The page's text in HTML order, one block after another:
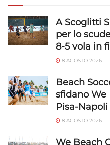
A Scoglitti
per lo
8-5 vola in
8 AGOSTO 2026
Beach
sfidano We
Pisa-Napoli
8 AGOSTO 2026
We Beach